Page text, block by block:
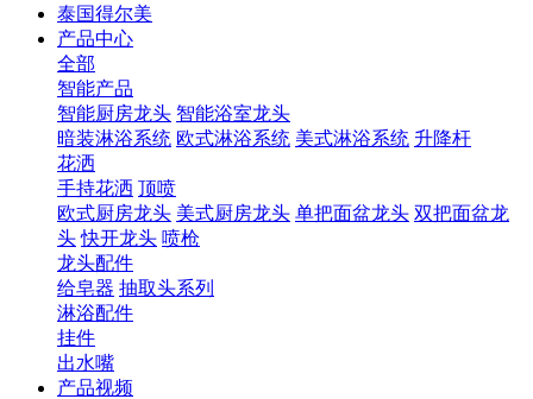
泰国得尔美
产品中心
全部
智能产品
智能厨房龙头 智能浴室龙头
暗装淋浴系统 欧式淋浴系统 美式淋浴系统 升降杆
花洒
手持花洒 顶喷
欧式厨房龙头 美式厨房龙头 单把面盆龙头 双把面盆龙
头 快开龙头 喷枪
龙头配件
给皂器 抽取头系列
淋浴配件
挂件
出水嘴
产品视频